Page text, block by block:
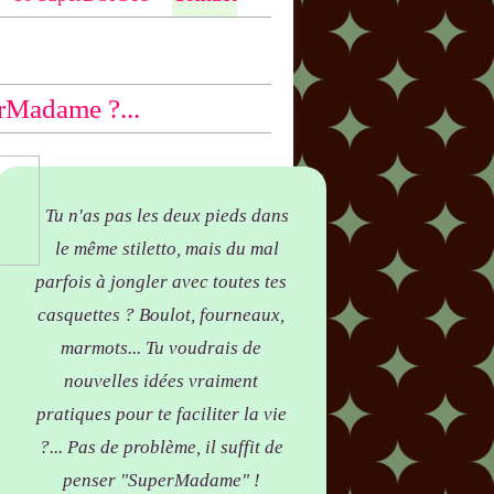
ntio
!
?...
Tu n'as pas les deux pieds dans
le même stiletto, mais du mal
parfois à jongler avec toutes tes
casquettes ? Boulot, fourneaux,
marmots... Tu voudrais de
nouvelles idées vraiment
pratiques pour te faciliter la vie
?... Pas de problème, il suffit de
penser "SuperMadame" !